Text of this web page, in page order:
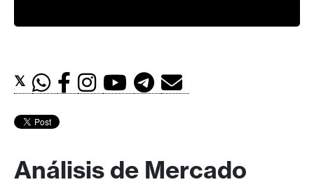
𝕏
Análisis de Mercado